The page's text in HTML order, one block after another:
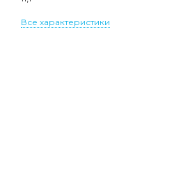
Все характеристики